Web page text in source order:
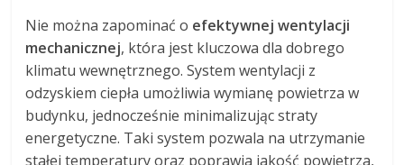
Nie można zapominać o efektywnej wentylacji
mechanicznej, która jest kluczowa dla dobrego
klimatu wewnętrznego. System wentylacji z
odzyskiem ciepła umożliwia wymianę powietrza w
budynku, jednocześnie minimalizując straty
energetyczne. Taki system pozwala na utrzymanie
stałej temperatury oraz poprawia jakość powietrza,